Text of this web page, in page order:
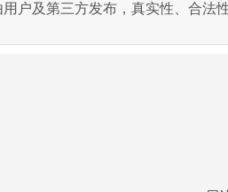
户及第三方发布，真实性、合法